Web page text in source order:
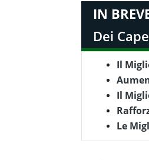
IN
Dei
Il
Il
Le